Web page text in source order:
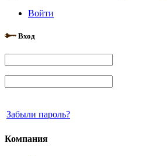
Войти
Вход
Забыли пароль?
Компания